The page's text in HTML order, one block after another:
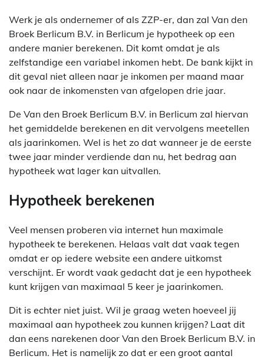
Werk je als ondernemer of als ZZP-er, dan zal Van den
Broek Berlicum B.V. in Berlicum je hypotheek op een
andere manier berekenen. Dit komt omdat je als
zelfstandige een variabel inkomen hebt. De bank kijkt in
dit geval niet alleen naar je inkomen per maand maar
ook naar de inkomensten van afgelopen drie jaar.
De Van den Broek Berlicum B.V. in Berlicum zal hiervan
het gemiddelde berekenen en dit vervolgens meetellen
als jaarinkomen. Wel is het zo dat wanneer je de eerste
twee jaar minder verdiende dan nu, het bedrag aan
hypotheek wat lager kan uitvallen.
Hypotheek berekenen
Veel mensen proberen via internet hun maximale
hypotheek te berekenen. Helaas valt dat vaak tegen
omdat er op iedere website een andere uitkomst
verschijnt. Er wordt vaak gedacht dat je een hypotheek
kunt krijgen van maximaal 5 keer je jaarinkomen.
Dit is echter niet juist. Wil je graag weten hoeveel jij
maximaal aan hypotheek zou kunnen krijgen? Laat dit
dan eens narekenen door Van den Broek Berlicum B.V. in
Berlicum. Het is namelijk zo dat er een groot aantal